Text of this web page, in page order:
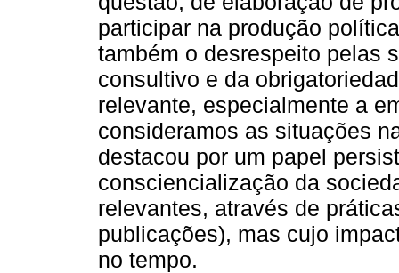
participar na produção
também o desrespeito pelas
consultivo e da
relevante, especialmente a
consideramos as situações
destacou por um papel
consciencialização da
relevantes, através de
publicações), mas cujo
no tempo.